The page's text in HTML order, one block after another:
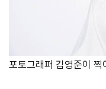
포토그래퍼 김영준이 찍